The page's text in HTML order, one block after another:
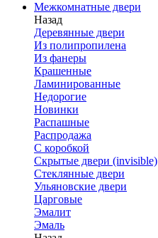
Межкомнатные двери
Назад
Деревянные двери
Из полипропилена
Из фанеры
Крашенные
Ламинированные
Недорогие
Новинки
Распашные
Распродажа
С коробкой
Скрытые двери (invisible)
Стеклянные двери
Ульяновские двери
Царговые
Эмалит
Эмаль